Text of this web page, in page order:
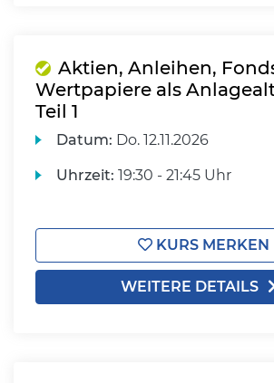
Aktien, Anleihen,
Wertpapiere als
Teil 1
Datum: Do. 12.11.2026
Uhrzeit: 19:30 - 21:45 Uhr
KURS MERKEN
WEITERE DETAILS